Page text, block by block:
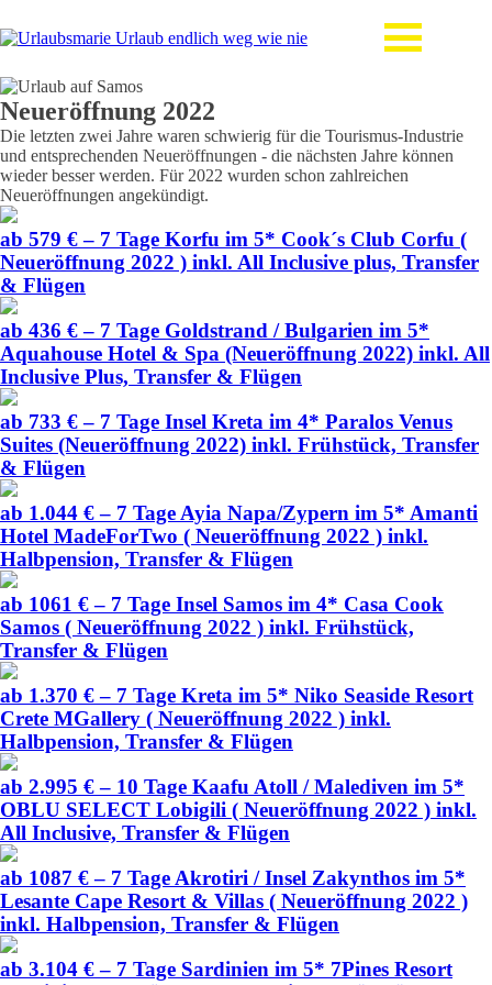
Neueröffnung 2022
Die letzten zwei Jahre waren schwierig für die Tourismus-Industrie
und entsprechenden Neueröffnungen - die nächsten Jahre können
wieder besser werden. Für 2022 wurden schon zahlreichen
Neueröffnungen angekündigt.
ab 579 € – 7 Tage Korfu im 5* Cook´s Club Corfu (
Neueröffnung 2022 ) inkl. All Inclusive plus, Transfer
& Flügen
ab 436 € – 7 Tage Goldstrand / Bulgarien im 5*
Aquahouse Hotel & Spa (Neueröffnung 2022) inkl. All
Inclusive Plus, Transfer & Flügen
ab 733 € – 7 Tage Insel Kreta im 4* Paralos Venus
Suites (Neueröffnung 2022) inkl. Frühstück, Transfer
& Flügen
ab 1.044 € – 7 Tage Ayia Napa/Zypern im 5* Amanti
Hotel MadeForTwo ( Neueröffnung 2022 ) inkl.
Halbpension, Transfer & Flügen
ab 1061 € – 7 Tage Insel Samos im 4* Casa Cook
Samos ( Neueröffnung 2022 ) inkl. Frühstück,
Transfer & Flügen
ab 1.370 € – 7 Tage Kreta im 5* Niko Seaside Resort
Crete MGallery ( Neueröffnung 2022 ) inkl.
Halbpension, Transfer & Flügen
ab 2.995 € – 10 Tage Kaafu Atoll / Malediven im 5*
OBLU SELECT Lobigili ( Neueröffnung 2022 ) inkl.
All Inclusive, Transfer & Flügen
ab 1087 € – 7 Tage Akrotiri / Insel Zakynthos im 5*
Lesante Cape Resort & Villas ( Neueröffnung 2022 )
inkl. Halbpension, Transfer & Flügen
ab 3.104 € – 7 Tage Sardinien im 5* 7Pines Resort